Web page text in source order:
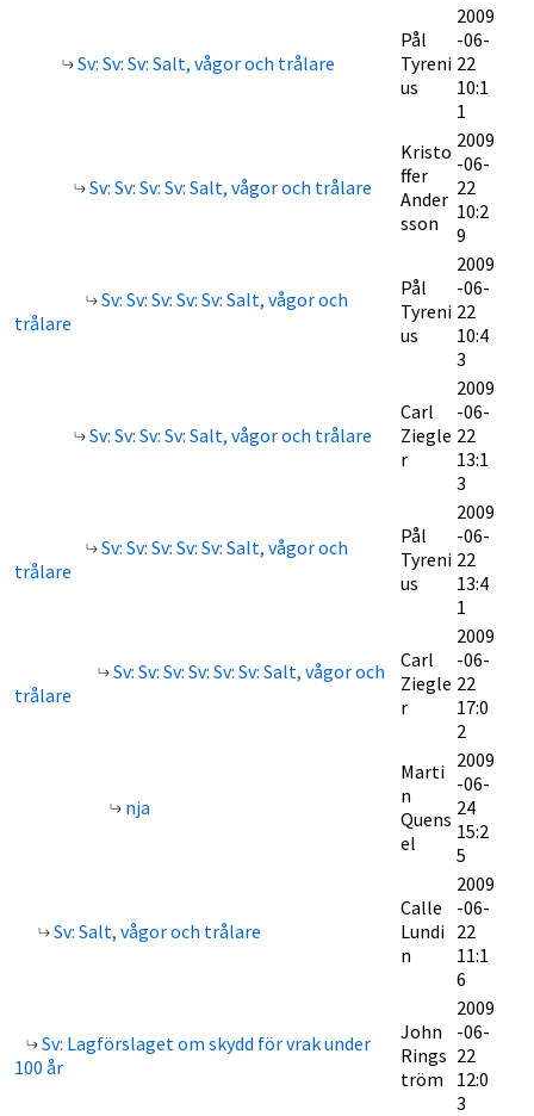
Sv: Sv: Sv: Salt, vågor och trålare
Pål
Tyreni
us
2009
-06-
22
10:1
1
Sv: Sv: Sv: Sv: Salt, vågor och trålare
Kristo
ffer
Ander
sson
2009
-06-
22
10:2
9
Sv: Sv: Sv: Sv: Sv: Salt, vågor och
trålare
Pål
Tyreni
us
2009
-06-
22
10:4
3
Sv: Sv: Sv: Sv: Salt, vågor och trålare
Carl
Ziegle
r
2009
-06-
22
13:1
3
Sv: Sv: Sv: Sv: Sv: Salt, vågor och
trålare
Pål
Tyreni
us
2009
-06-
22
13:4
1
Sv: Sv: Sv: Sv: Sv: Sv: Salt, vågor och
trålare
Carl
Ziegle
r
2009
-06-
22
17:0
2
nja
Marti
n
Quens
el
2009
-06-
24
15:2
5
Sv: Salt, vågor och trålare
Calle
Lundi
n
2009
-06-
22
11:1
6
Sv: Lagförslaget om skydd för vrak under
100 år
John
Rings
tröm
2009
-06-
22
12:0
3